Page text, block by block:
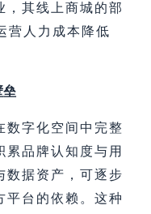
，其线上商城的部
营人力成本降低
垒
数字化空间中完整
累品牌认知度与用
数据资产，可逐步
平台的依赖。这种